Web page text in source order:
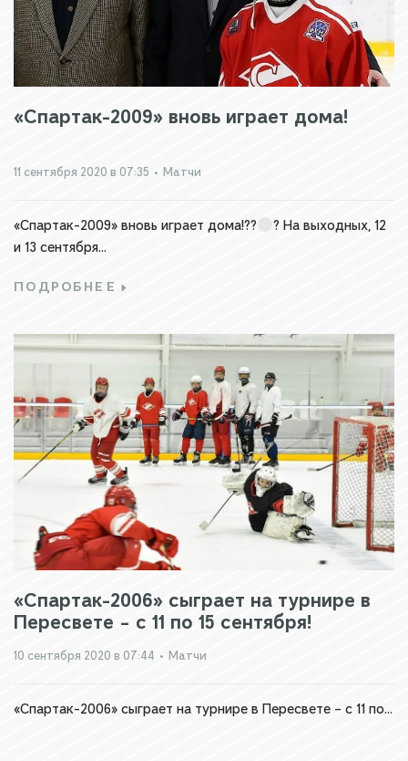
«Спартак-2009» вновь играет дома!
11 сентября 2020 в 07:35 • Матчи
«Спартак-2009» вновь играет дома!??
? На выходных, 12
и 13 сентября...
ПОДРОБНЕЕ
«Спартак-2006» сыграет на турнире в
Пересвете – с 11 по 15 сентября!
10 сентября 2020 в 07:44 • Матчи
«Спартак-2006» сыграет на турнире в Пересвете – с 11 по...